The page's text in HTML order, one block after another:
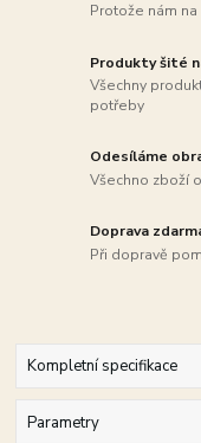
Protože nám
Produkty šité
Všechny
potřeby
Odesíláme
Všechno zboží
Doprava
Při dopravě
Kompletní specifikace
Parametry